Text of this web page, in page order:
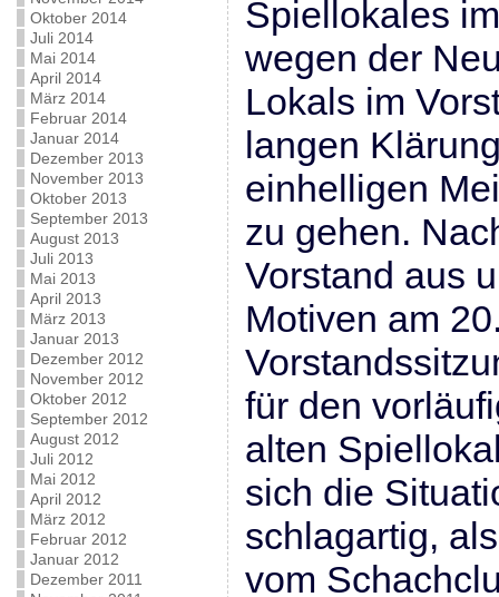
Oktober 2014
Juli 2014
Mai 2014
April 2014
März 2014
Februar 2014
Januar 2014
Dezember 2013
November 2013
Oktober 2013
September 2013
August 2013
Juli 2013
Mai 2013
April 2013
März 2013
Januar 2013
Dezember 2012
November 2012
Oktober 2012
September 2012
August 2012
Juli 2012
Mai 2012
April 2012
März 2012
Februar 2012
Januar 2012
Dezember 2011
Spiellokales
wegen der
Lokals im
langen
einhelligen
zu gehen.
Vorstand aus
Motiven am
für den
alten
sich die
schlagartig,
vom